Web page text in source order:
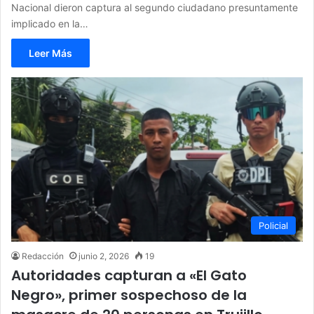
Nacional dieron captura al segundo ciudadano presuntamente
implicado en la…
Leer Más
Policial
Redacción junio 2, 2026 19
Autoridades capturan a «El Gato
Negro», primer sospechoso de la